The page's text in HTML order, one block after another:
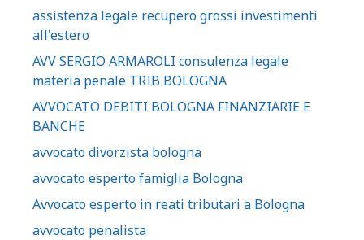
assistenza legale recupero grossi investimenti
all'estero
AVV SERGIO ARMAROLI consulenza legale
materia penale TRIB BOLOGNA
AVVOCATO DEBITI BOLOGNA FINANZIARIE E
BANCHE
avvocato divorzista bologna
avvocato esperto famiglia Bologna
Avvocato esperto in reati tributari a Bologna
avvocato penalista